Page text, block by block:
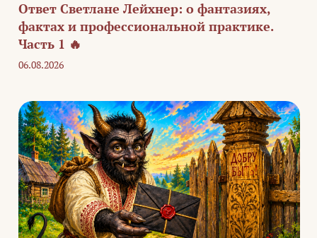
Ответ Светлане Лейхнер: о фантазиях,
фактах и профессиональной практике.
Часть 1 🔥
06.08.2026